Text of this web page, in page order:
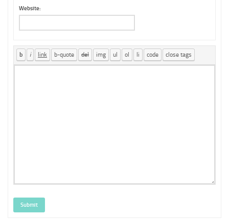
Website:
Submit